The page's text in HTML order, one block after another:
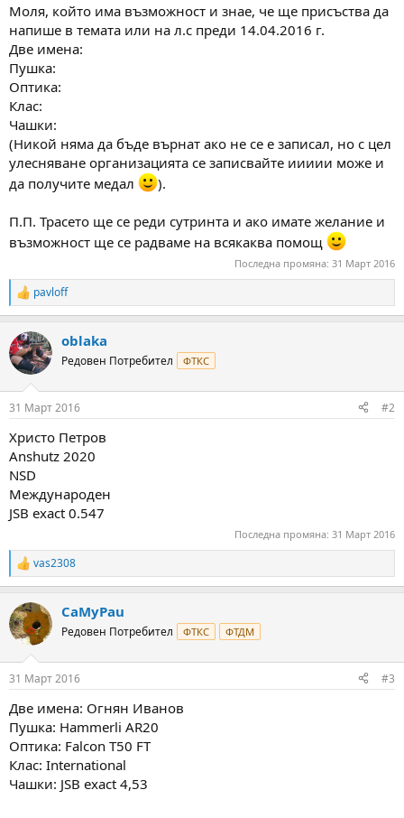
Моля, който има възможност и знае, че ще присъства да
напише в темата или на л.с преди 14.04.2016 г.
Две имена:
Пушка:
Оптика:
Клас:
Чашки:
(Никой няма да бъде върнат ако не се е записал, но с цел
улесняване организацията се записвайте иииии може и
да получите медал
).
П.П. Трасето ще се реди сутринта и ако имате желание и
възможност ще се радваме на всякаква помощ
Последна промяна: 31 Март 2016
R
e
c
t
i
s
pavloff
oblaka
Редовен Потребител ФТКС
31 Март 2016 #2
Христо Петров
Anshutz 2020
NSD
Международен
JSB exact 0.547
Последна промяна: 31 Март 2016
R
e
c
t
i
s
vas2308
CaMyPau
Редовен Потребител ФТКС ФТДМ
31 Март 2016 #3
Две имена: Огнян Иванов
Пушка: Hammerli AR20
Оптика: Falcon T50 FT
Клас: International
Чашки: JSB exact 4,53